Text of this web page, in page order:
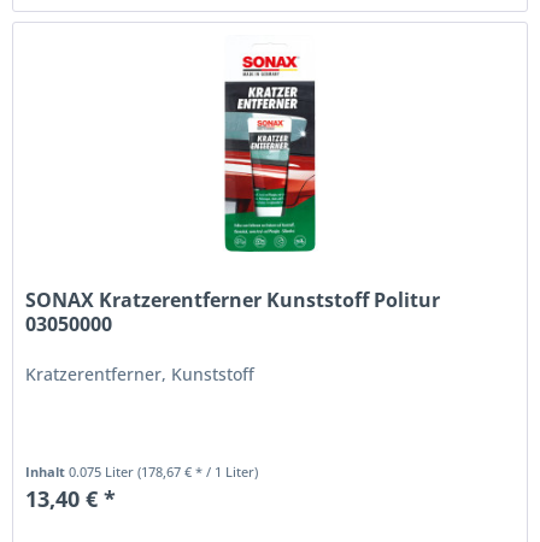
SONAX Kratzerentferner Kunststoff Politur
03050000
Kratzerentferner, Kunststoff
Inhalt0.075 Liter(178,67 € * / 1 Liter)
13,40 € *